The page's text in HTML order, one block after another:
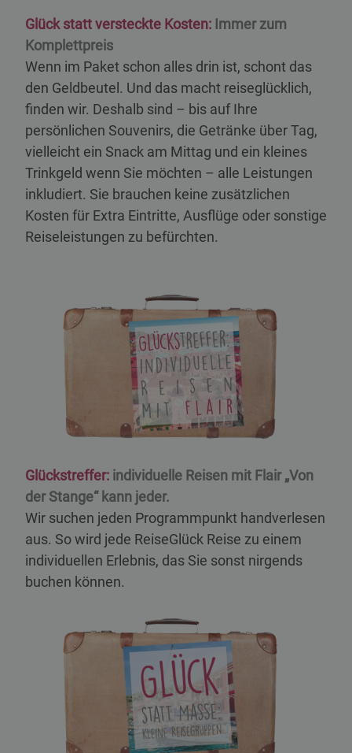
Glück statt versteckte Kosten: Immer zum
Komplettpreis
Wenn im Paket schon alles drin ist, schont das
den Geldbeutel. Und das macht reiseglücklich,
finden wir. Deshalb sind – bis auf Ihre
persönlichen Souvenirs, die Getränke über Tag,
vielleicht ein Snack am Mittag und ein kleines
Trinkgeld wenn Sie möchten – alle Leistungen
inkludiert. Sie brauchen keine zusätzlichen
Kosten für Extra Eintritte, Ausflüge oder sonstige
Reiseleistungen zu befürchten.
Glückstreffer: individuelle Reisen mit Flair „Von
der Stange“ kann jeder.
Wir suchen jeden Programmpunkt handverlesen
aus. So wird jede ReiseGlück Reise zu einem
individuellen Erlebnis, das Sie sonst nirgends
buchen können.